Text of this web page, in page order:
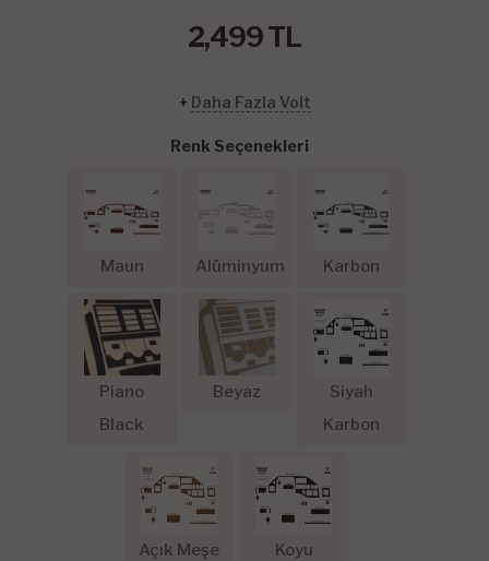
2,499TL
+ Daha Fazla Volt
Renk Seçenekleri
Maun Alüminyum Karbon
Piano
Black
Beyaz
Siyah
Karbon
Açık Meşe
Koyu